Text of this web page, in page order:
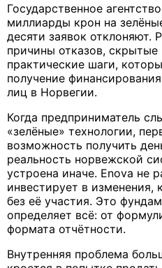
Государственное
миллиарды крон на
десяти заявок отклоняют.
причины отказов, скрытые
практические шаги,
получение
лиц в Норвегии.
Когда предприниматель
«зелёные» технологии,
возможность получить
реальность норвежской
устроена иначе. Enova не
инвестирует в
без её участия. Это
определяет всё: от
формата отчётности.
Внутренняя проблема